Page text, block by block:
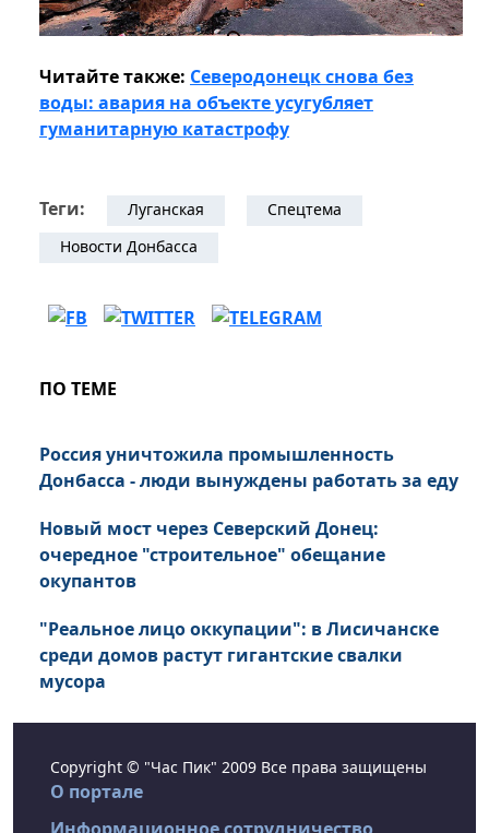
Читайте также: Северодонецк снова без
воды: авария на объекте усугубляет
гуманитарную катастрофу
Теги: Луганская
Спецтема
Новости Донбасса
ПО ТЕМЕ
Россия уничтожила промышленность
Донбасса - люди вынуждены работать за еду
Новый мост через Северский Донец:
очередное "строительное" обещание
окупантов
"Реальное лицо оккупации": в Лисичанске
среди домов растут гигантские свалки
мусора
Copyright © "Час Пик" 2009 Все права защищены
О портале
Информационное сотрудничество